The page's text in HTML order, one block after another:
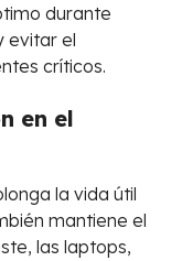
durante
evitar el
críticos.
en el
la vida útil
mantiene el
las laptops,